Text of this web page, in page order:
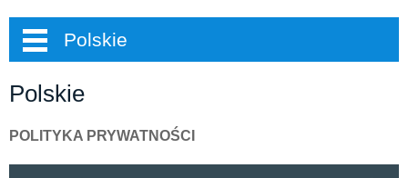
Polskie
Polskie
POLITYKA PRYWATNOŚCI